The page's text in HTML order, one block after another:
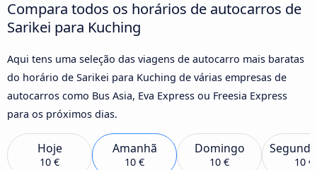
Compara todos os horários de autocarros de
Sarikei para Kuching
Aqui tens uma seleção das viagens de autocarro mais baratas
do horário de Sarikei para Kuching de várias empresas de
autocarros como Bus Asia, Eva Express ou Freesia Express
para os próximos dias.
Hoje
10 €
Amanhã
10 €
Domingo
10 € 10 €